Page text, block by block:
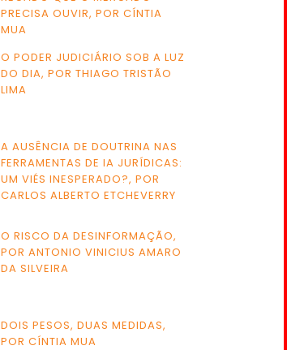
PRECISA OUVIR, POR CÍNTIA
MUA
O PODER JUDICIÁRIO SOB A LUZ
DO DIA, POR THIAGO TRISTÃO
LIMA
A AUSÊNCIA DE DOUTRINA NAS
FERRAMENTAS DE IA JURÍDICAS:
UM VIÉS INESPERADO?, POR
CARLOS ALBERTO ETCHEVERRY
O RISCO DA DESINFORMAÇÃO,
POR ANTONIO VINICIUS AMARO
DA SILVEIRA
DOIS PESOS, DUAS MEDIDAS,
POR CÍNTIA MUA